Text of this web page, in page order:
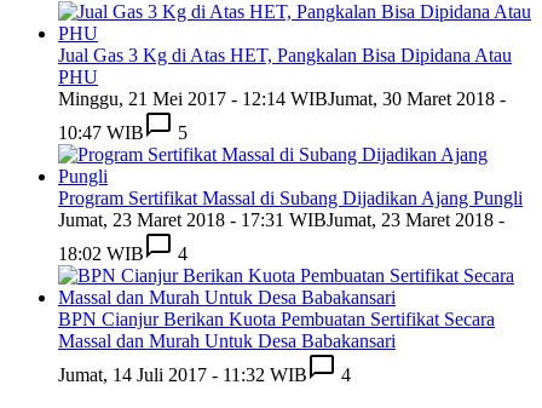
Jual Gas 3 Kg di Atas HET, Pangkalan Bisa Dipidana Atau
PHU
Minggu, 21 Mei 2017 - 12:14 WIBJumat, 30 Maret 2018 -
10:47 WIB
5
Program Sertifikat Massal di Subang Dijadikan Ajang Pungli
Jumat, 23 Maret 2018 - 17:31 WIBJumat, 23 Maret 2018 -
18:02 WIB
4
BPN Cianjur Berikan Kuota Pembuatan Sertifikat Secara
Massal dan Murah Untuk Desa Babakansari
Jumat, 14 Juli 2017 - 11:32 WIB
4